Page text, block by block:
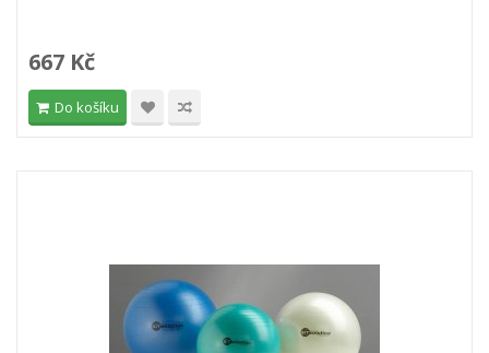
667 Kč
Do košíku